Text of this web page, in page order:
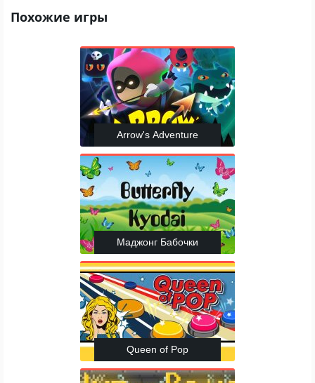
Похожие игры
Arrow's Adventure
Маджонг Бабочки
Queen of Pop